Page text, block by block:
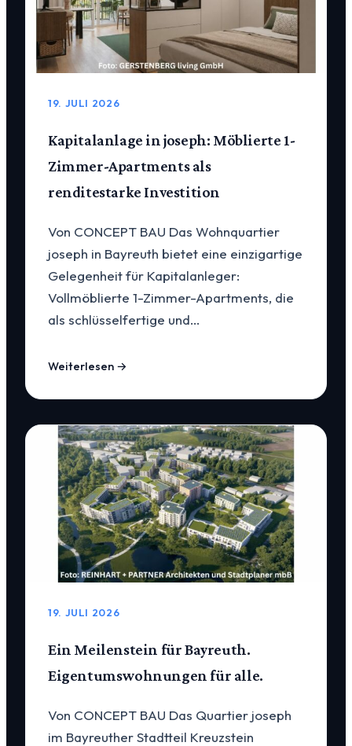
19. JULI 2026
Kapitalanlage in joseph: Möblierte 1-
Zimmer-Apartments als
renditestarke Investition
Von CONCEPT BAU Das Wohnquartier
joseph in Bayreuth bietet eine einzigartige
Gelegenheit für Kapitalanleger:
Vollmöblierte 1-Zimmer-Apartments, die
als schlüsselfertige und…
Weiterlesen →
19. JULI 2026
Ein Meilenstein für Bayreuth.
Eigentumswohnungen für alle.
Von CONCEPT BAU Das Quartier joseph
im Bayreuther Stadtteil Kreuzstein